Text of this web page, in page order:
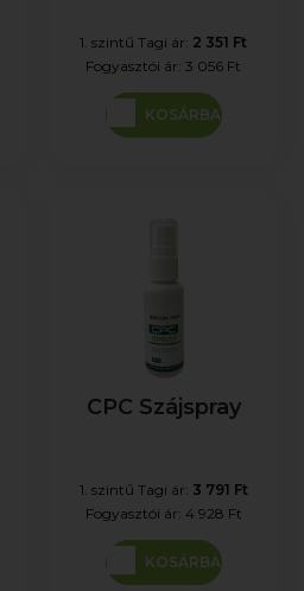
1. szintű Tagi ár: 2 351 Ft
Fogyasztói ár:3 056 Ft
KOSÁRBA
CPC Szájspray
1. szintű Tagi ár: 3 791 Ft
Fogyasztói ár: 4 928 Ft
KOSÁRBA